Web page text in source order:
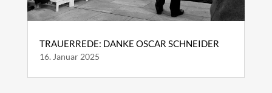
TRAUERREDE: DANKE OSCAR SCHNEIDER
16. Januar 2025